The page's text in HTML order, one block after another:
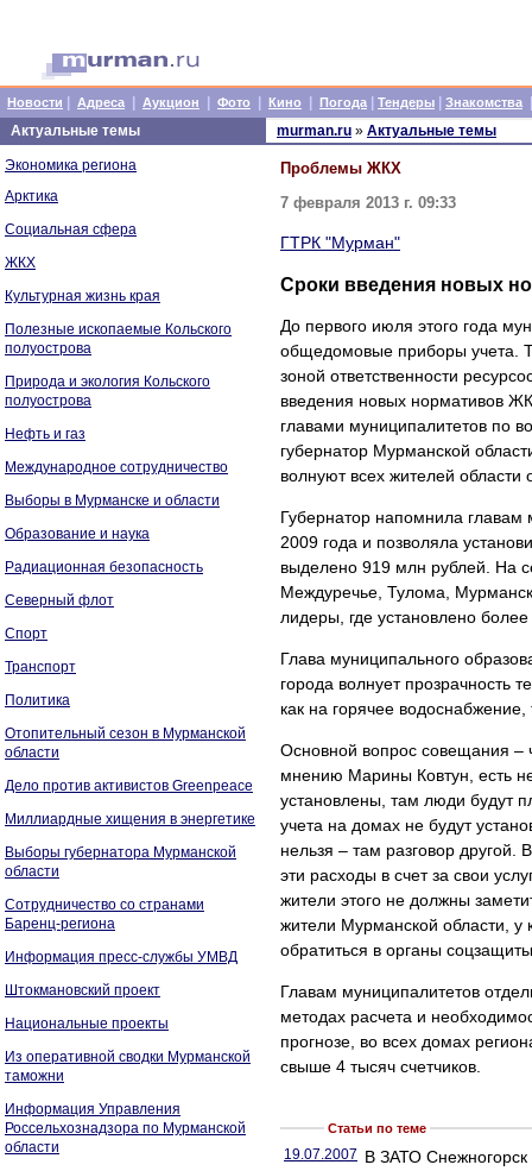
Новости Адреса Аукцион Фото Кино Погода Тендеры Знакомства
Актуальные темы
Экономика региона
Арктика
Социальная сфера
ЖКХ
Культурная жизнь края
Полезные ископаемые Кольского
полуострова
Природа и экология Кольского
полуострова
Нефть и газ
Международное сотрудничество
Выборы в Мурманске и области
Образование и наука
Радиационная безопасность
Северный флот
Спорт
Транспорт
Политика
Отопительный сезон в Мурманской
области
Дело против активистов Greenpeace
Миллиардные хищения в энергетике
Выборы губернатора Мурманской
области
Сотрудничество со странами
Баренц-региона
Информация пресс-службы УМВД
Штокмановский проект
Национальные проекты
Из оперативной сводки Мурманской
таможни
Информация Управления
Россельхознадзора по Мурманской
области
murman.ru » Актуальные темы
Проблемы ЖКХ
7 февраля 2013 г. 09:33
ГТРК "Мурман"
Сроки введения новых
До первого июля этого года
общедомовые приборы учета.
зоной ответственности
введения новых нормативов
главами муниципалитетов по
губернатор Мурманской
волнуют всех жителей
Губернатор напомнила главам
2009 года и позволяла
выделено 919 млн рублей. На
Междуречье, Тулома,
лидеры, где установлено
Глава муниципального
города волнует
как на горячее
Основной вопрос совещания –
мнению Марины Ковтун, есть
установлены, там люди будут
учета на домах не будут
нельзя – там разговор другой.
эти расходы в счет за свои
жители этого не должны
жители Мурманской области, у
обратиться в органы
Главам муниципалитетов
методах расчета и
прогнозе, во всех домах
свыше 4 тысяч счетчиков.
Статьи по теме
19.07.2007 В ЗАТО